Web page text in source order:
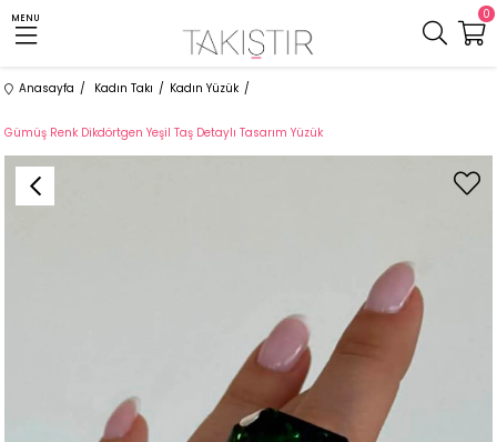
MENU 0
Anasayfa Kadın Takı Kadın Yüzük
Gümüş Renk Dikdörtgen Yeşil Taş Detaylı Tasarım Yüzük